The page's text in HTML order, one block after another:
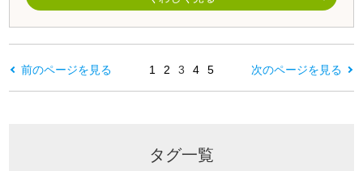
前のページを見る 1 2 3 4 5 次のページを見る
タグ一覧